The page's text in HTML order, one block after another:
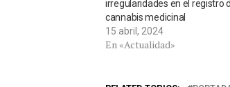
irregularidades en el registro
cannabis medicinal
15 abril, 2024
En «Actualidad»